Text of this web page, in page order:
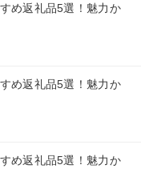
め返礼品5選！魅力か
め返礼品5選！魅力か
め返礼品5選！魅力か